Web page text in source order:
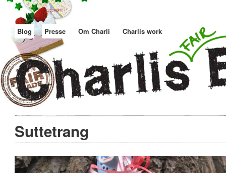
Blog Presse Om Charli Charlis work
Suttetrang